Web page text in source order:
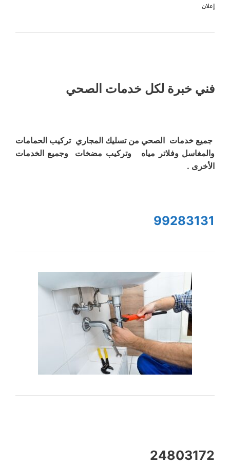
إعلان
فني خبرة لكل خدمات الصحي
جميع خدمات الصحي من تسليك المجاري تركيب الحمامات
والمغاسل وفلاتر مياه وتركيب مضخات وجميع الخدمات
الأخرى .
99283131
24803172